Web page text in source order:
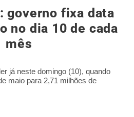
governo fixa data
no dia 10 de cada
mês
já neste domingo (10), quando
maio para 2,71 milhões de